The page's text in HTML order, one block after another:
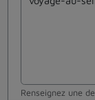
Renseignez une